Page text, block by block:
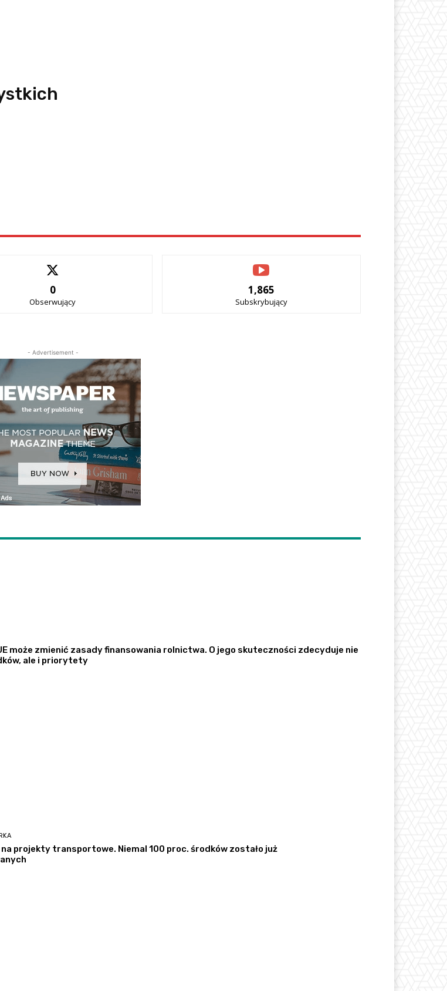
0
Obserwujący
1,865
Subskrybujący
- Advertisement -
może zmienić zasady finansowania rolnictwa. O jego skuteczności zdecyduje nie
ale i priorytety
na projekty transportowe. Niemal 100 proc. środków zostało już